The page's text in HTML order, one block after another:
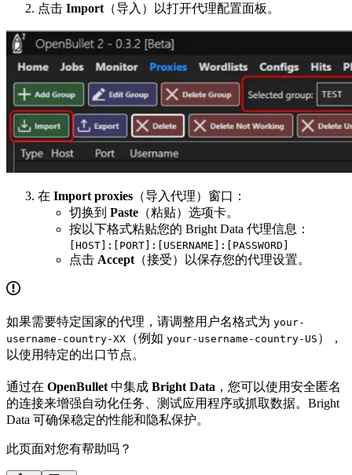
点击 Import （导入）以打开代理配置面板。
在 Import proxies （导入代理）窗口：
切换到 Paste （粘贴）选项卡。
按以下格式粘贴您的 Bright Data 代理信息：
[HOST]:[PORT]:[USERNAME]:[PASSWORD]
点击 Accept （接受）以保存您的代理设置。
如果需要特定国家的代理，请调整用户名格式为 your-
username-country-XX （例如 your-username-country-US ），
以使用特定的出口节点。
通过在 OpenBullet 中集成 Bright Data ，您可以使用安全匿名
的连接来增强自动化任务、测试应用程序或抓取数据。Bright
Data 可确保稳定的性能和隐私保护。
此页面对您有帮助吗？